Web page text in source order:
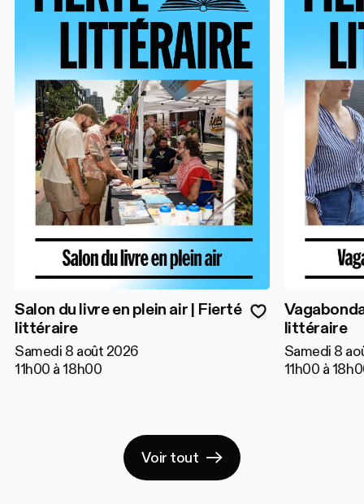
Salon du livre en plein air | Fierté
littéraire
Samedi 8 août 2026
11h00 à 18h00
littéraire
Samedi 8
11h00 à
Voir tout